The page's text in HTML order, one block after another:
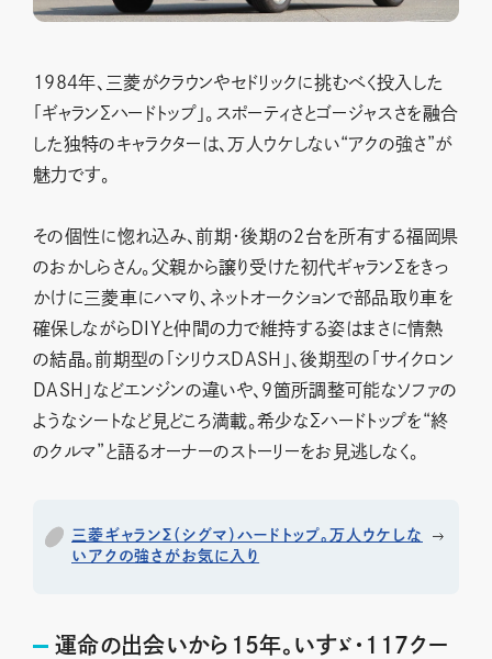
1984年、三菱がクラウンやセドリックに挑むべく投入した
「ギャランΣハードトップ」。スポーティさとゴージャスさを融合
した独特のキャラクターは、万人ウケしない“アクの強さ”が
魅力です。
その個性に惚れ込み、前期・後期の2台を所有する福岡県
のおかしらさん。父親から譲り受けた初代ギャランΣをきっ
かけに三菱車にハマり、ネットオークションで部品取り車を
確保しながらDIYと仲間の力で維持する姿はまさに情熱
の結晶。前期型の「シリウスDASH」、後期型の「サイクロン
DASH」などエンジンの違いや、9箇所調整可能なソファの
ようなシートなど見どころ満載。希少なΣハードトップを“終
のクルマ”と語るオーナーのストーリーをお見逃しなく。
三菱ギャランΣ（シグマ）ハードトップ。万人ウケしな
いアクの強さがお気に入り
運命の出会いから15年。いすゞ・117クー